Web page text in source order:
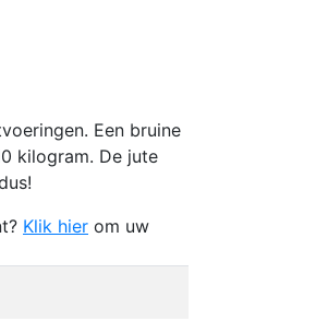
Een bruine
kilogram. De jute
Klik hier om uw